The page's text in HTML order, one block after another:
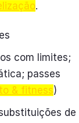
.
com limites;
passes
& fitness)
de